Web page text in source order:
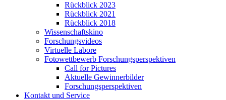
Rückblick 2023
Rückblick 2021
Rückblick 2018
Wissenschaftskino
Forschungsvideos
Virtuelle Labore
Fotowettbewerb Forschungsperspektiven
Call for Pictures
Aktuelle Gewinnerbilder
Forschungsperspektiven
Kontakt und Service